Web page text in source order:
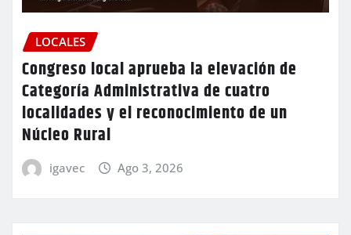
LOCALES
Congreso local aprueba la elevación de
Categoría Administrativa de cuatro
localidades y el reconocimiento de un
Núcleo Rural
igavec Ago 3, 2026